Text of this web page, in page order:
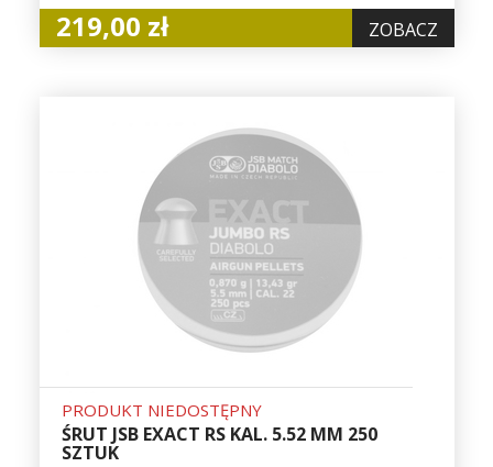
219,00 zł ZOBACZ
PRODUKT NIEDOSTĘPNY
ŚRUT JSB EXACT RS KAL. 5.52 MM 250
SZTUK